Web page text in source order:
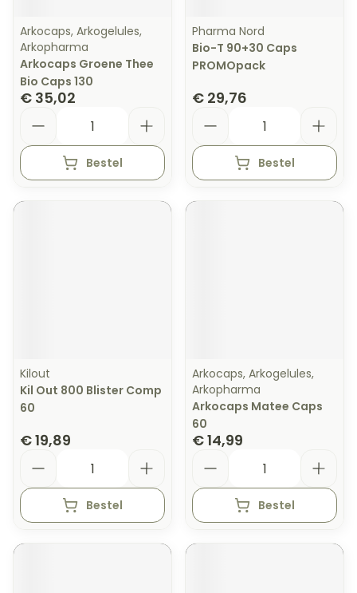
Arkocaps, Arkogelules,
Arkopharma
Arkocaps Groene Thee
Bio Caps 130
€ 35,02
Bestel
Pharma Nord
Bio-T 90+30 Caps
PROMOpack
€ 29,76
Bestel
Kilout
Kil Out 800 Blister Comp
60
€ 19,89
Bestel
Arkocaps, Arkogelules,
Arkopharma
Arkocaps Matee Caps
60
€ 14,99
Bestel